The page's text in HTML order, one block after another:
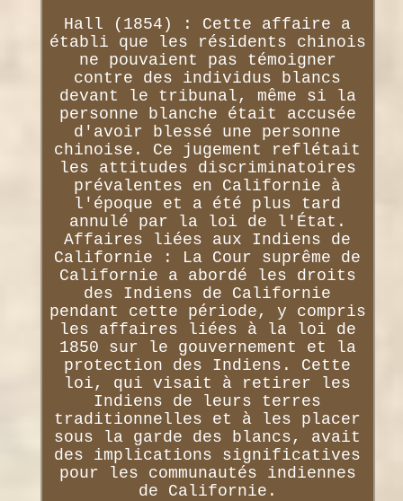
Hall (1854) : Cette affaire a
établi que les résidents chinois
ne pouvaient pas témoigner
contre des individus blancs
devant le tribunal, même si la
personne blanche était accusée
d'avoir blessé une personne
chinoise. Ce jugement reflétait
les attitudes discriminatoires
prévalentes en Californie à
l'époque et a été plus tard
annulé par la loi de l'État.
Affaires liées aux Indiens de
Californie : La Cour suprême de
Californie a abordé les droits
des Indiens de Californie
pendant cette période, y compris
les affaires liées à la loi de
1850 sur le gouvernement et la
protection des Indiens. Cette
loi, qui visait à retirer les
Indiens de leurs terres
traditionnelles et à les placer
sous la garde des blancs, avait
des implications significatives
pour les communautés indiennes
de Californie.